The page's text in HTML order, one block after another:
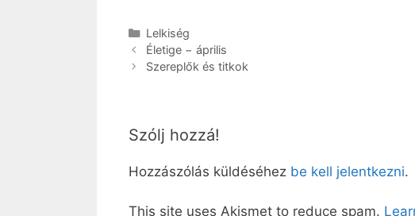
Kategória
Lelkiség
Életige − április
Szereplők és titkok
Szólj hozzá!
Hozzászólás küldéséhez be kell jelentkezni.
This site uses Akismet to reduce spam.